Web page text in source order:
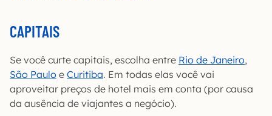
CAPITAIS
Se você curte capitais, escolha entre Rio de Janeiro,
São Paulo e Curitiba. Em todas elas você vai
aproveitar preços de hotel mais em conta (por causa
da ausência de viajantes a negócio).